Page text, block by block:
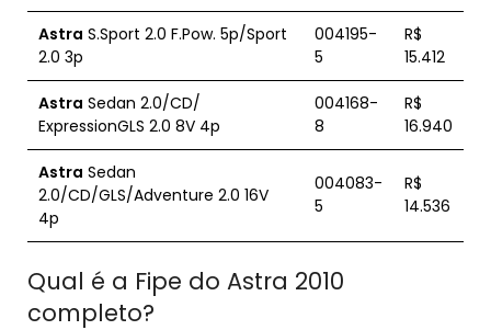
Astra S.Sport 2.0 F.Pow. 5p/Sport
2.0 3p
004195-
5
R$
15.412
Astra Sedan 2.0/CD/
ExpressionGLS 2.0 8V 4p
004168-
8
R$
16.940
Astra Sedan
2.0/CD/GLS/Adventure 2.0 16V
4p
004083-
5
R$
14.536
Qual é a Fipe do Astra 2010
completo?